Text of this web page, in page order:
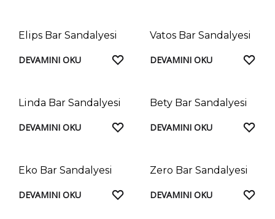
Elips Bar Sandalyesi
DEVAMINI OKU
FAVORILERE
Vatos Bar Sandalyesi
DEVAMINI OKU
Linda Bar Sandalyesi
DEVAMINI OKU
FAVORILERE
Bety Bar Sandalyesi
DEVAMINI OKU
Eko Bar Sandalyesi
DEVAMINI OKU
FAVORILERE
Zero Bar Sandalyesi
DEVAMINI OKU